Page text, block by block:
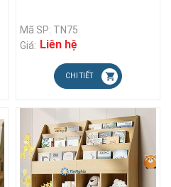
Mã SP: TN75
Giá: Liên hệ
CHI TIẾT